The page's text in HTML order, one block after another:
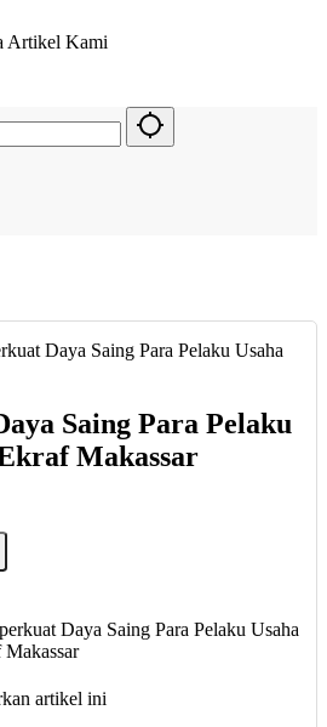
Artikel Kami
Daya Saing Para Pelaku Usaha
Saing Para Pelaku
Makassar
Daya Saing Para Pelaku Usaha
Makassar
artikel ini